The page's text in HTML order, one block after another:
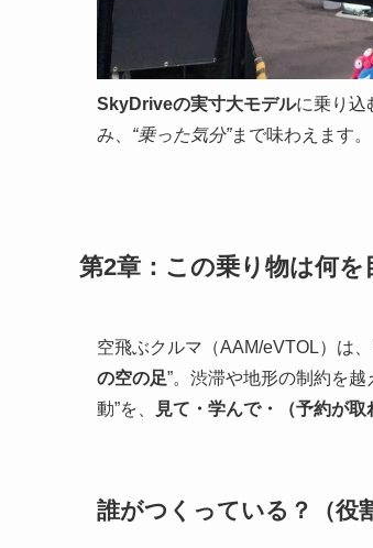
SkyDriveの実寸大モデルに乗り込
み、 “乗った気分”まで味わえます。
第2章：この乗り物は何
空飛ぶクルマ（AAM/eVTOL）は
の空の足”。渋滞や地形の制約を
動”を、
見て・学んで・（予約が
誰がつくっている？（役